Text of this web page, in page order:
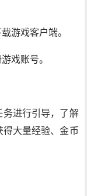
游戏客户端。
戏账号。
进行引导，了解
大量经验、金币